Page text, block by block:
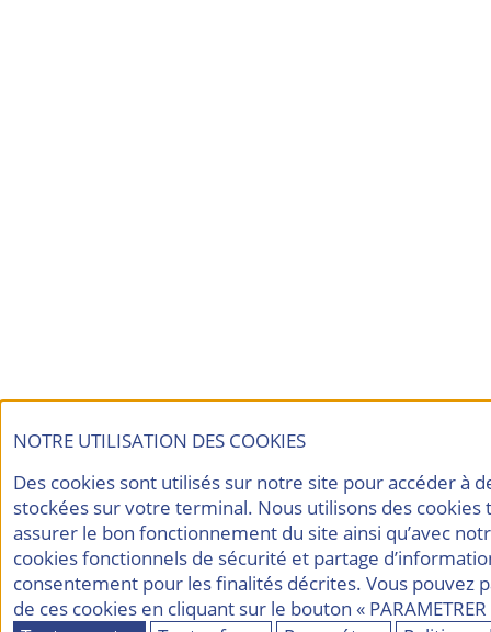
NOTRE UTILISATION DES COOKIES
Des cookies sont utilisés sur notre site pour accéder à
stockées sur votre terminal. Nous utilisons des cookies
assurer le bon fonctionnement du site ainsi qu’avec
cookies fonctionnels de sécurité et partage
consentement pour les finalités décrites. Vous pouvez
de ces cookies en cliquant sur le bouton «